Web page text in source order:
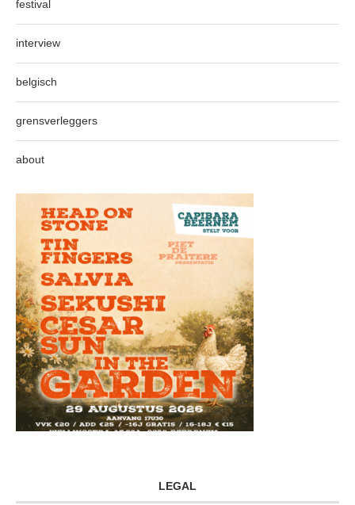
festival
interview
belgisch
grensverleggers
about
LEGAL